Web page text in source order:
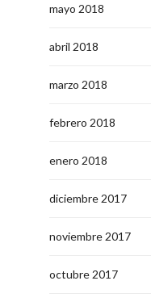
mayo 2018
abril 2018
marzo 2018
febrero 2018
enero 2018
diciembre 2017
noviembre 2017
octubre 2017